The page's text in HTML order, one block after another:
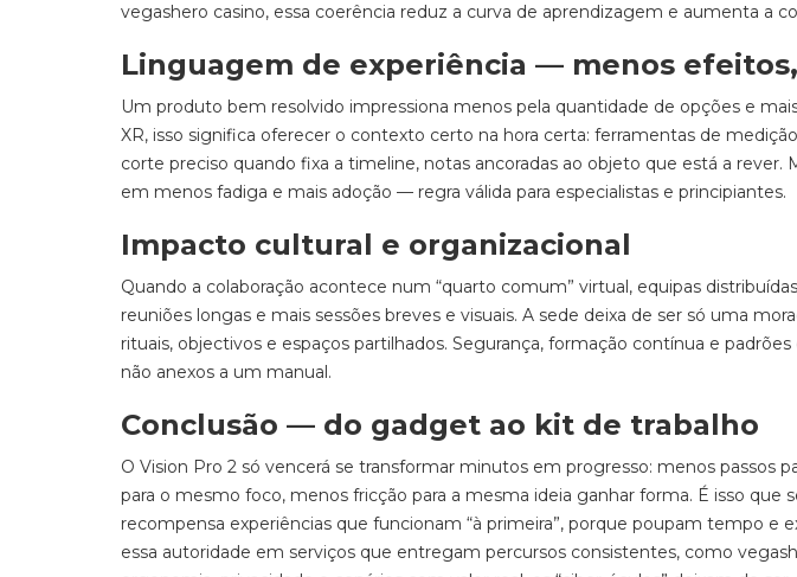
vegashero casino, essa coerência reduz a curva de aprendizagem e aumenta a
Linguagem de experiência — menos
Um produto bem resolvido impressiona menos pela quantidade de opções e
XR, isso significa oferecer o contexto certo na hora certa: ferramentas de
corte preciso quando fixa a timeline, notas ancoradas ao objeto que está a rever.
em menos fadiga e mais adoção — regra válida para especialistas e principiantes.
Impacto cultural e organizacional
Quando a colaboração acontece num “quarto comum” virtual, equipas
reuniões longas e mais sessões breves e visuais. A sede deixa de ser só uma
rituais, objectivos e espaços partilhados. Segurança, formação contínua e
não anexos a um manual.
Conclusão — do gadget ao kit de trabalho
O Vision Pro 2 só vencerá se transformar minutos em progresso: menos passos
para o mesmo foco, menos fricção para a mesma ideia ganhar forma. É isso que
recompensa experiências que funcionam “à primeira”, porque poupam tempo e
essa autoridade em serviços que entregam percursos consistentes, como